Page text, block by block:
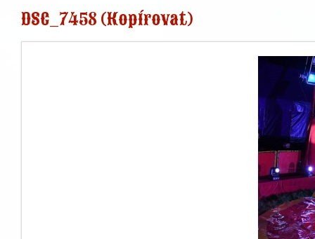
DSC_7458 (Kopírovat)